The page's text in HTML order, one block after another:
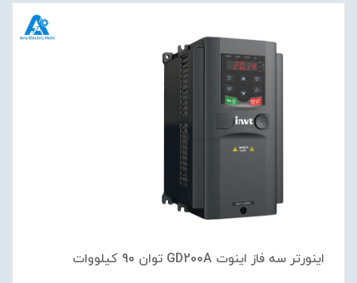
اینورتر سه فاز اینوت GD200A توان 90 کیلووات